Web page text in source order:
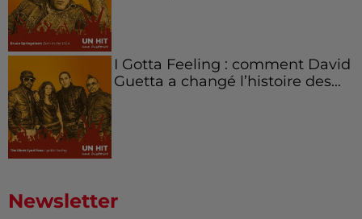
I Gotta Feeling : comment David
Guetta a changé l’histoire des...
Newsletter